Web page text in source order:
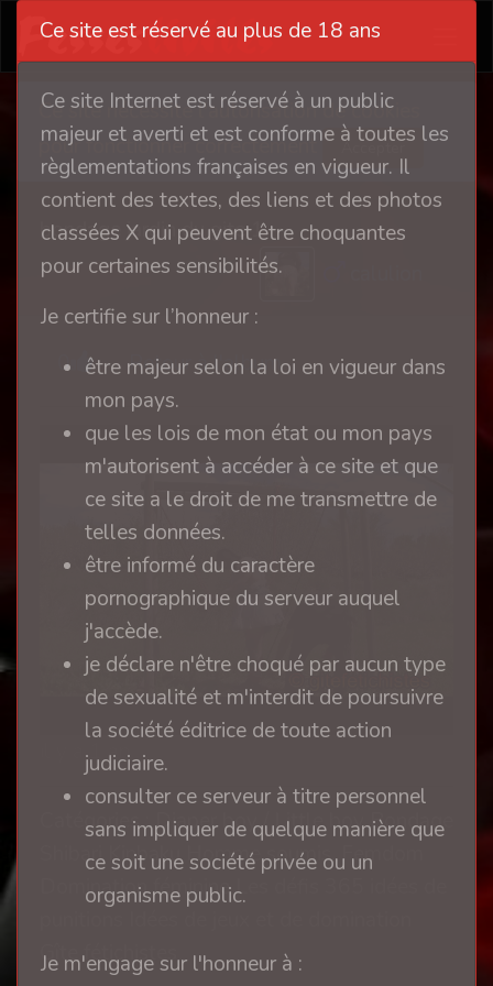
Ce site nécessite l'autorisation de cookies
pour fonctionner correctement
Accepter
bondage jardin du gite 1
0 Retour à l'album
il y a 1 an
Catégories : Diaper boy / Little boy Bondage
Shibari Kinbaku Homme soumis, Femdom
Domination féminine Les défis 365 idées de
Gîte fétichistes
Ce site est réservé au plus de 18 ans
Ce site Internet est réservé à un public
majeur et averti et est conforme à toutes les
règlementations françaises en vigueur. Il
contient des textes, des liens et des photos
classées X qui peuvent être choquantes
pour certaines sensibilités.
Je certifie sur l’honneur :
être majeur selon la loi en vigueur dans
mon pays.
que les lois de mon état ou mon pays
m'autorisent à accéder à ce site et que
ce site a le droit de me transmettre de
telles données.
être informé du caractère
pornographique du serveur auquel
j'accède.
je déclare n'être choqué par aucun type
de sexualité et m'interdit de poursuivre
la société éditrice de toute action
judiciaire.
consulter ce serveur à titre personnel
sans impliquer de quelque manière que
ce soit une société privée ou un
organisme public.
Je m'engage sur l'honneur à :